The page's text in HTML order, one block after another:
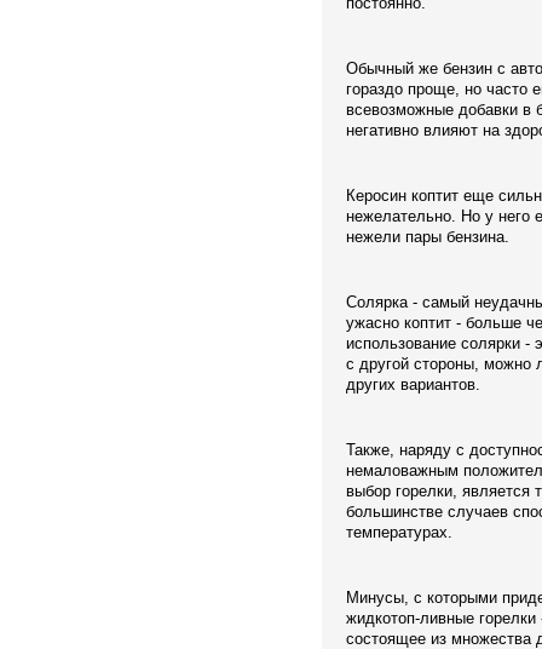
Обычный же бензин с
гораздо проще, но часто
всевозможные добавки в
негативно влияют на
Керосин коптит еще
нежелательно. Но у него
нежели пары бензина.
Солярка - самый
ужасно коптит - больше
использование солярки -
с другой стороны, можно
других вариантов.
Также, наряду с
немаловажным
выбор горелки, является
большинстве случаев
температурах.
Минусы, с которыми
жидкотоп-ливные
состоящее из множества